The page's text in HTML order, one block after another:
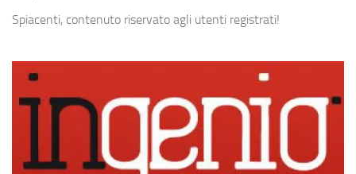
Spiacenti, contenuto riservato agli utenti registrati!